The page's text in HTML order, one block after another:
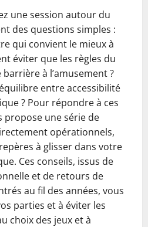
une session autour du
des questions simples :
qui convient le mieux à
éviter que les règles du
à l’amusement ?
entre accessibilité
? Pour répondre à ces
propose une série de
opérationnels,
à glisser dans votre
Ces conseils, issus de
et de retours de
au fil des années, vous
parties et à éviter les
choix des jeux et à